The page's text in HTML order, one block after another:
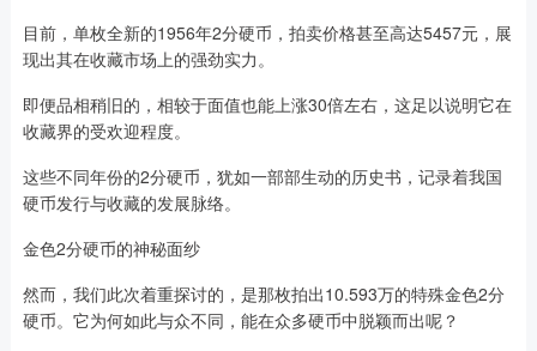
目前，单枚全新的1956年2分硬币，拍卖价格甚至高达5457元，展
现出其在收藏市场上的强劲实力。
即便品相稍旧的，相较于面值也能上涨30倍左右，这足以说明它在
收藏界的受欢迎程度。
这些不同年份的2分硬币，犹如一部部生动的历史书，记录着我国
硬币发行与收藏的发展脉络。
金色2分硬币的神秘面纱
然而，我们此次着重探讨的，是那枚拍出10.593万的特殊金色2分
硬币。它为何如此与众不同，能在众多硬币中脱颖而出呢？